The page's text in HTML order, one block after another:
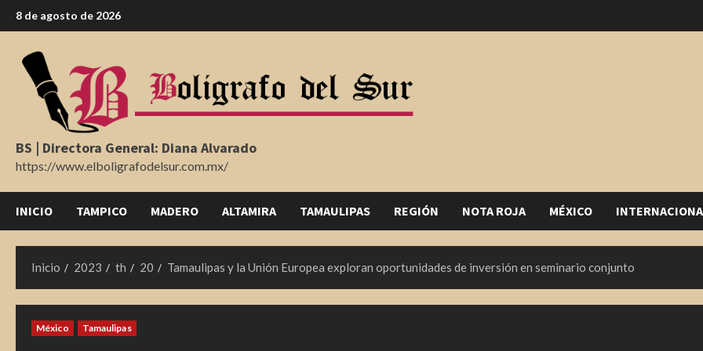
Saltar
al
contenido
8 de agosto de 2026
BS | Directora General: Diana Alvarado
https://www.elboligrafodelsur.com.mx/
INICIO TAMPICO MADERO ALTAMIRA TAMAULIPAS REGIÓN NOTA ROJA MÉXICO
Inicio 2023 th 20 Tamaulipas y la Unión Europea exploran oportunidades de inversión en seminario conjunto
México Tamaulipas